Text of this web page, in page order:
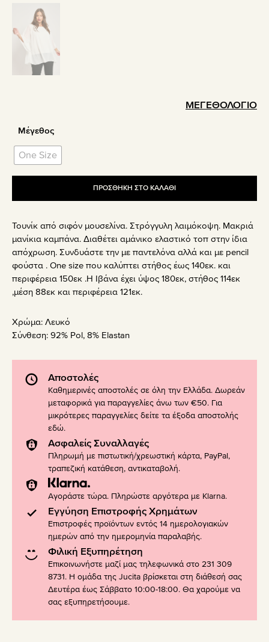
ΜΕΓΕΘΟΛΟΓΙΟ
Μέγεθος
One Size
ΠΡΟΣΘΗΚΗ ΣΤΟ ΚΑΛΑΘΙ
Τουνίκ από σιφόν μουσελίνα. Στρόγγυλη λαιμόκοψη. Μακριά
μανίκια καμπάνα. Διαθέτει αμάνικο ελαστικό τοπ στην ίδια
απόχρωση. Συνδυάστε την με παντελόνα αλλά και με pencil
φούστα . One size που καλύπτει στήθος έως 140εκ. και
περιφέρεια 150εκ .Η Ιβάνα έχει ύψος 180εκ, στήθος 114εκ
,μέση 88εκ και περιφέρεια 121εκ.
Χρώμα: Λευκό
Σύνθεση: 92% Pol, 8% Elastan
Αποστολές
Καθημερινές αποστολές σε όλη την Ελλάδα. Δωρεάν
μεταφορικά για παραγγελίες άνω των €50. Για
μικρότερες παραγγελίες δείτε τα έξοδα αποστολής
εδώ.
Ασφαλείς Συναλλαγές
Πληρωμή με πιστωτική/χρεωστική κάρτα, PayPal,
τραπεζική κατάθεση, αντικαταβολή.
Αγοράστε τώρα. Πληρώστε αργότερα με Klarna.
Εγγύηση Επιστροφής Χρημάτων
Επιστροφές προϊόντων εντός 14 ημερολογιακών
ημερών από την ημερομηνία παραλαβής.
Φιλική Εξυπηρέτηση
Επικοινωνήστε μαζί μας τηλεφωνικά στο 231 309
8731. Η ομάδα της Jucita βρίσκεται στη διάθεσή σας
Δευτέρα έως Σάββατο 10:00-18:00. Θα χαρούμε να
σας εξυπηρετήσουμε.